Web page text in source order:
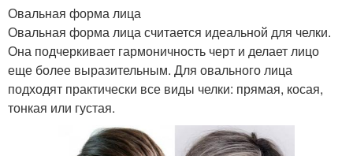
Овальная форма лица
Овальная форма лица считается идеальной для челки.
Она подчеркивает гармоничность черт и делает лицо
еще более выразительным. Для овального лица
подходят практически все виды челки: прямая, косая,
тонкая или густая.